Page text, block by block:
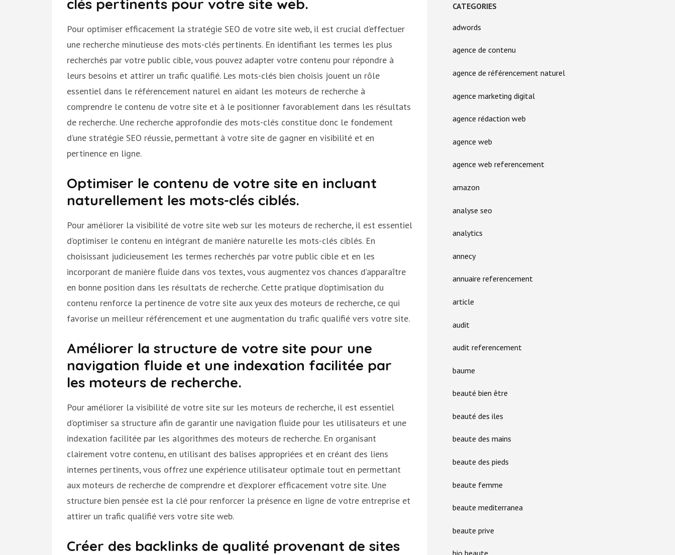
clés pertinents pour votre site web.
Pour optimiser efficacement la stratégie SEO de votre site web, il est crucial d’effectuer
une recherche minutieuse des mots-clés pertinents. En identifiant les termes les plus
recherchés par votre public cible, vous pouvez adapter votre contenu pour répondre à
leurs besoins et attirer un trafic qualifié. Les mots-clés bien choisis jouent un rôle
essentiel dans le référencement naturel en aidant les moteurs de recherche à
comprendre le contenu de votre site et à le positionner favorablement dans les résultats
de recherche. Une recherche approfondie des mots-clés constitue donc le fondement
d’une stratégie SEO réussie, permettant à votre site de gagner en visibilité et en
pertinence en ligne.
Optimiser le contenu de votre site en incluant
naturellement les mots-clés ciblés.
Pour améliorer la visibilité de votre site web sur les moteurs de recherche, il est essentiel
d’optimiser le contenu en intégrant de manière naturelle les mots-clés ciblés. En
choisissant judicieusement les termes recherchés par votre public cible et en les
incorporant de manière fluide dans vos textes, vous augmentez vos chances d’apparaître
en bonne position dans les résultats de recherche. Cette pratique d’optimisation du
contenu renforce la pertinence de votre site aux yeux des moteurs de recherche, ce qui
favorise un meilleur référencement et une augmentation du trafic qualifié vers votre site.
Améliorer la structure de votre site pour une
navigation fluide et une indexation facilitée par
les moteurs de recherche.
Pour améliorer la visibilité de votre site sur les moteurs de recherche, il est essentiel
d’optimiser sa structure afin de garantir une navigation fluide pour les utilisateurs et une
indexation facilitée par les algorithmes des moteurs de recherche. En organisant
clairement votre contenu, en utilisant des balises appropriées et en créant des liens
internes pertinents, vous offrez une expérience utilisateur optimale tout en permettant
aux moteurs de recherche de comprendre et d’explorer efficacement votre site. Une
structure bien pensée est la clé pour renforcer la présence en ligne de votre entreprise et
attirer un trafic qualifié vers votre site web.
Créer des backlinks de qualité provenant de sites
CATEGORIES
adwords
agence de contenu
agence de référencement naturel
agence marketing digital
agence rédaction web
agence web
agence web referencement
amazon
analyse seo
analytics
annecy
annuaire referencement
article
audit
audit referencement
baume
beauté bien être
beauté des iles
beaute des mains
beaute des pieds
beaute femme
beaute mediterranea
beaute prive